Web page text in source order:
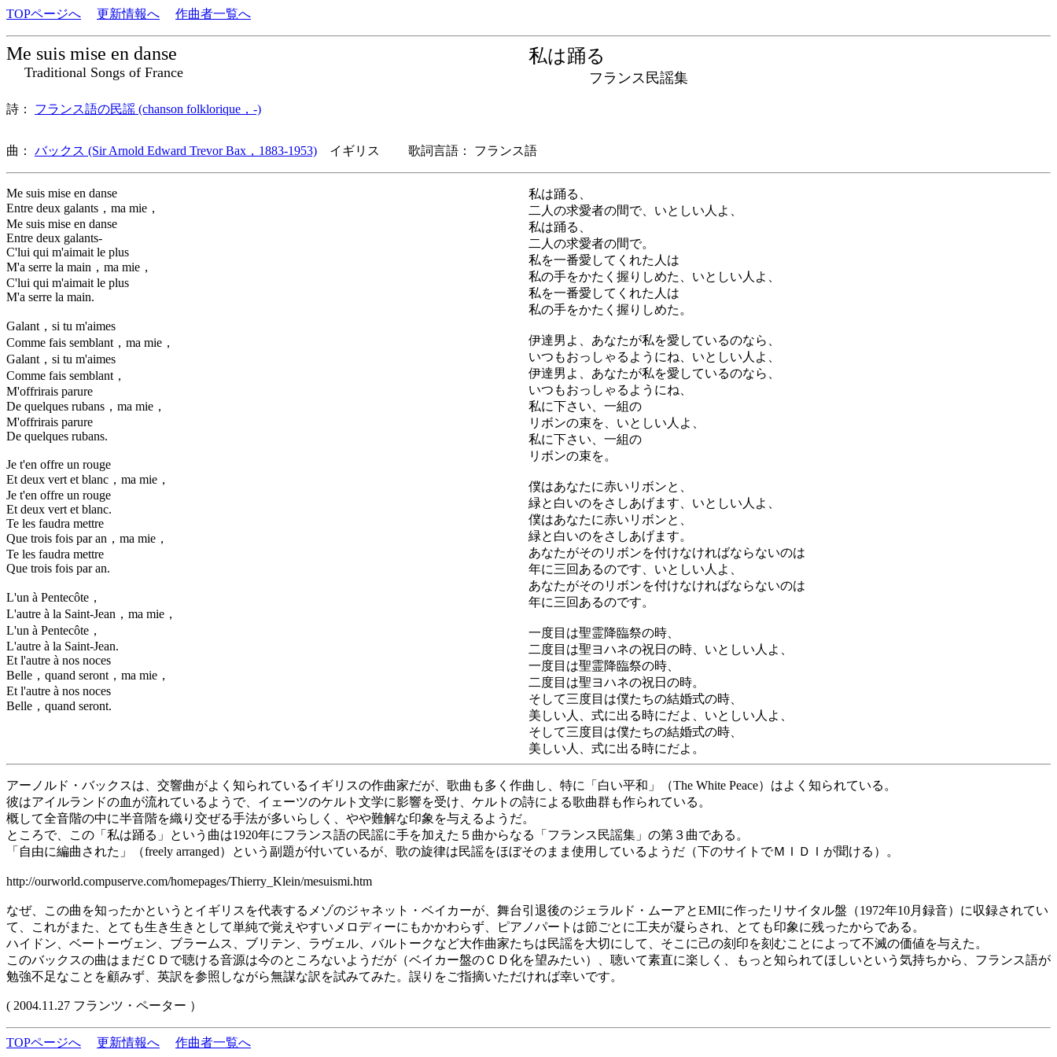
TOPページへ 更新情報へ 作曲者一覧へ
Me suis mise en danse
Traditional Songs of France
私は踊る
フランス民謡集
詩： フランス語の民謡 (chanson folklorique，-)
曲： バックス (Sir Arnold Edward Trevor Bax，1883-1953) イギリス 歌詞言語： フランス語
Me suis mise en danse
Entre deux galants，ma mie，
Me suis mise en danse
Entre deux galants-
C'lui qui m'aimait le plus
M'a serre la main，ma mie，
C'lui qui m'aimait le plus
M'a serre la main.
Galant，si tu m'aimes
Comme fais semblant，ma mie，
Galant，si tu m'aimes
Comme fais semblant，
M'offrirais parure
De quelques rubans，ma mie，
M'offrirais parure
De quelques rubans.
Je t'en offre un rouge
Et deux vert et blanc，ma mie，
Je t'en offre un rouge
Et deux vert et blanc.
Te les faudra mettre
Que trois fois par an，ma mie，
Te les faudra mettre
Que trois fois par an.
L'un à Pentecôte，
L'autre à la Saint-Jean，ma mie，
L'un à Pentecôte，
L'autre à la Saint-Jean.
Et l'autre à nos noces
Belle，quand seront，ma mie，
Et l'autre à nos noces
Belle，quand seront.
私は踊る、
二人の求愛者の間で、いとしい人よ、
私は踊る、
二人の求愛者の間で。
私を一番愛してくれた人は
私の手をかたく握りしめた、いとしい人よ、
私を一番愛してくれた人は
私の手をかたく握りしめた。
伊達男よ、あなたが私を愛しているのなら、
いつもおっしゃるようにね、いとしい人よ、
伊達男よ、あなたが私を愛しているのなら、
いつもおっしゃるようにね、
私に下さい、一組の
リボンの束を、いとしい人よ、
私に下さい、一組の
リボンの束を。
僕はあなたに赤いリボンと、
緑と白いのをさしあげます、いとしい人よ、
僕はあなたに赤いリボンと、
緑と白いのをさしあげます。
あなたがそのリボンを付けなければならないのは
年に三回あるのです、いとしい人よ、
あなたがそのリボンを付けなければならないのは
年に三回あるのです。
一度目は聖霊降臨祭の時、
二度目は聖ヨハネの祝日の時、いとしい人よ、
一度目は聖霊降臨祭の時、
二度目は聖ヨハネの祝日の時。
そして三度目は僕たちの結婚式の時、
美しい人、式に出る時にだよ、いとしい人よ、
そして三度目は僕たちの結婚式の時、
美しい人、式に出る時にだよ。
アーノルド・バックスは、交響曲がよく知られているイギリスの作曲家だが、歌曲も多く作曲し、特に「白い平和」（The White Peace）はよく知られている。
彼はアイルランドの血が流れているようで、イェーツのケルト文学に影響を受け、ケルトの詩による歌曲群も作られている。
概して全音階の中に半音階を織り交ぜる手法が多いらしく、やや難解な印象を与えるようだ。
ところで、この「私は踊る」という曲は1920年にフランス語の民謡に手を加えた５曲からなる「フランス民謡集」の第３曲である。
「自由に編曲された」（freely arranged）という副題が付いているが、歌の旋律は民謡をほぼそのまま使用しているようだ（下のサイトでＭＩＤＩが聞ける）。
http://ourworld.compuserve.com/homepages/Thierry_Klein/mesuismi.htm
なぜ、この曲を知ったかというとイギリスを代表するメゾのジャネット・ベイカーが、舞台引退後のジェラルド・ムーアとEMIに作ったリサイタル盤（1972年10月録音）に収録されてい
て、これがまた、とても生き生きとして単純で覚えやすいメロディーにもかかわらず、ピアノパートは節ごとに工夫が凝らされ、とても印象に残ったからである。
ハイドン、ベートーヴェン、ブラームス、ブリテン、ラヴェル、バルトークなど大作曲家たちは民謡を大切にして、そこに己の刻印を刻むことによって不滅の価値を与えた。
このバックスの曲はまだＣＤで聴ける音源は今のところないようだが（ベイカー盤のＣＤ化を望みたい）、聴いて素直に楽しく、もっと知られてほしいという気持ちから、フランス語が
勉強不足なことを顧みず、英訳を参照しながら無謀な訳を試みてみた。誤りをご指摘いただければ幸いです。
( 2004.11.27 フランツ・ペーター ）
TOPページへ 更新情報へ 作曲者一覧へ